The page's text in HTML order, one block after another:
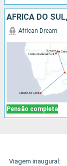
AFRICA DO
Pensão completa
African Dream
Viagem inaugural: